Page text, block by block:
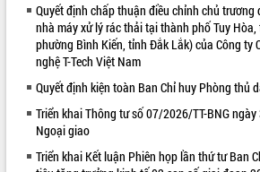
LIÊN KẾT WEB
Quyết định chấp thuận điều chỉnh chủ trương
nhà máy xử lý rác thải tại thành phố Tuy
phường Bình Kiến, tỉnh Đắk Lắk) của Công ty
nghệ T-Tech Việt Nam
Quyết định kiện toàn Ban Chỉ huy Phòng thủ
Triển khai Thông tư số 07/2026/TT-BNG
Ngoại giao
Triển khai Kết luận Phiên họp lần thứ tư Ban